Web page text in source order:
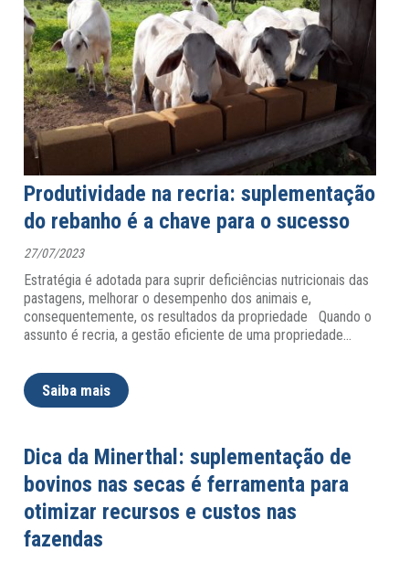
Produtividade na recria: suplementação
do rebanho é a chave para o sucesso
27/07/2023
Estratégia é adotada para suprir deficiências nutricionais das
pastagens, melhorar o desempenho dos animais e,
consequentemente, os resultados da propriedade Quando o
assunto é recria, a gestão eficiente de uma propriedade
Saiba mais
Dica da Minerthal: suplementação de
bovinos nas secas é ferramenta para
otimizar recursos e custos nas
fazendas